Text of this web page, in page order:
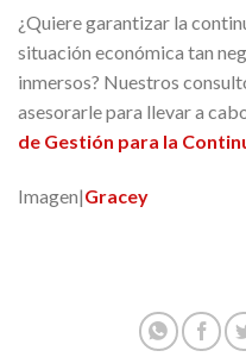
¿Quiere garantizar la
situación económica tan
inmersos? Nuestros
asesorarle para llevar a
de Gestión para la
Imagen|Gracey